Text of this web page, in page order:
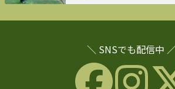
＼ SNSでも配信中